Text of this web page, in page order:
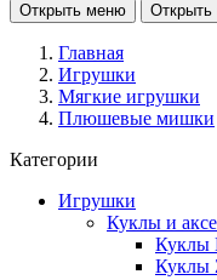
Открыть меню
Главная
Игрушки
Мягкие игрушки
Плюшевые мишки
Категории
Игрушки
Куклы и
Куклы
Куклы